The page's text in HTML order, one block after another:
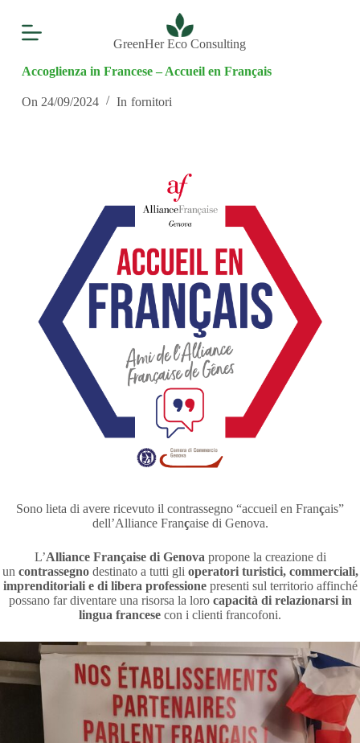
GreenHer Eco Consulting
Accoglienza in Francese – Accueil en Français
On 24/09/2024 In fornitori
Sono lieta di avere ricevuto il contrassegno “accueil en Français”
dell’Alliance Française di Genova.
L’Alliance Française di Genova propone la creazione di
un contrassegnodestinato a tutti gli operatori turistici, commerciali,
imprenditoriali e di libera professionepresenti sul territorio affinché
possano far diventare una risorsa la loro capacità di relazionarsi in
lingua francese con i clienti francofoni.